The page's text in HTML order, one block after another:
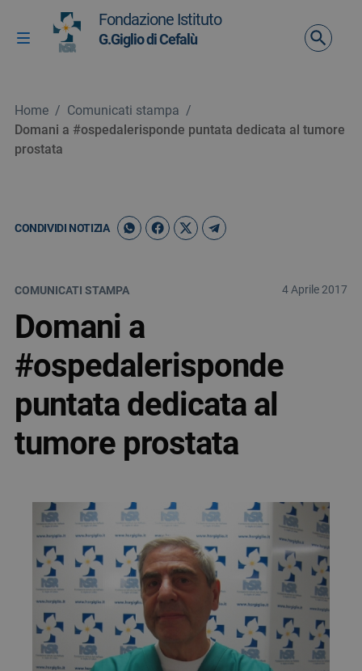
Vai ai contenuti
Vai al menu di navigazione
Vai al footer
Attiva / disattiva la navigazione
Fondazione Istituto
G.Giglio di Cefalù
Home / Comunicati stampa /
Domani a #ospedalerisponde puntata dedicata al tumore
prostata
CONDIVIDI NOTIZIA
COMUNICATI STAMPA 4 Aprile 2017
Domani a
#ospedalerisponde
puntata dedicata al
tumore prostata